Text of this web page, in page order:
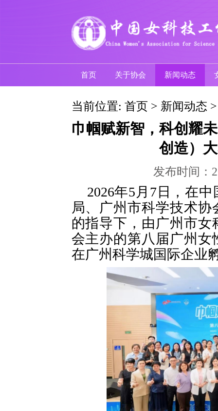
首页 关于协会 新闻动态
当前位置: 首页 > 新闻动态
巾帼赋新智，科创耀
创造）
发布时间：
2026年5月7日，在
局、广州市科学技术
的指导下，由广州市
会主办的第八届广州
在广州科学城国际企业